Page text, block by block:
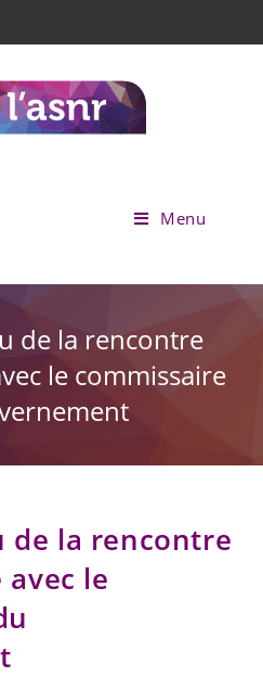
Menu
de la rencontre
le commissaire
de la rencontre
le